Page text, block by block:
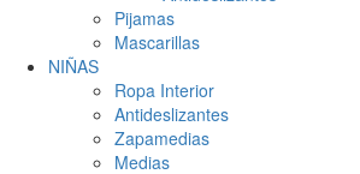
Pijamas
Mascarillas
NIÑAS
Ropa Interior
Antideslizantes
Zapamedias
Medias